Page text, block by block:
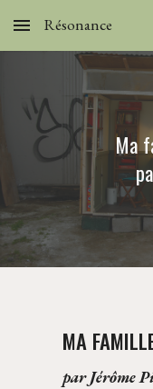
Skip to main content
Résonance
Ma
MA
par Jérôme